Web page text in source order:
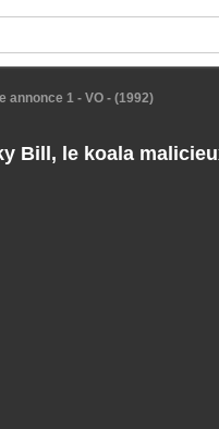
annonce 1 - VO - (1992)
Bill, le koala